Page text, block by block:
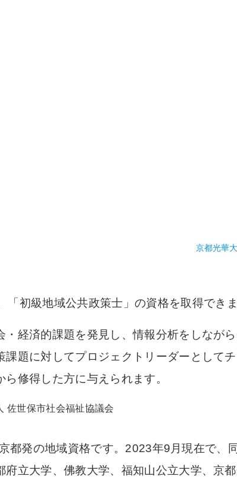
京都光華
「初級地域公共政策士」の資格を取得できま
経済的課題を発見し、情報分析をしなが
題に対してプロジェクトリーダーとして
修得した方に与えられます。
都発の地域資格です。2023年9月現在で、
立大学、佛教大学、福知山公立大学、京